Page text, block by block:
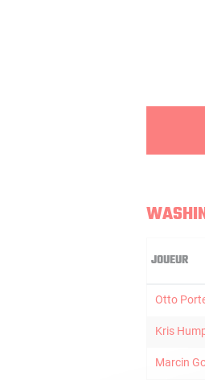
JOUEUR
Otto
Kris
Marcin